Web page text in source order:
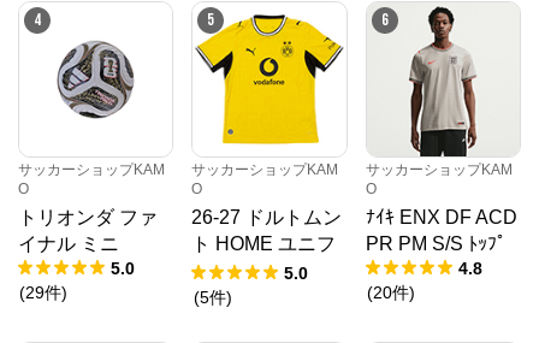
4
サッカーショップKAM
O
トリオンダ ファ
イナル ミニ
5.0
(29件)
5
サッカーショップKAM
O
26-27 ドルトムン
ト HOME ユニフ
ォーム
5.0
(5件)
6
サッカーショップKAM
O
ﾅｲｷ ENX DF ACD
PR PM S/S ﾄｯﾌﾟ
4.8
(20件)